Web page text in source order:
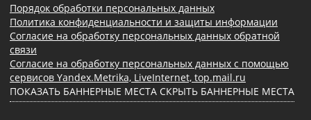
Порядок обработки персональных данных
Политика конфиденциальности и защиты информации
Согласие на обработку персональных данных обратной
связи
Согласие на обработку персональных данных с помощью
сервисов Yandex.Metrika, LiveInternet, top.mail.ru
ПОКАЗАТЬ БАННЕРНЫЕ МЕСТА СКРЫТЬ БАННЕРНЫЕ МЕСТА